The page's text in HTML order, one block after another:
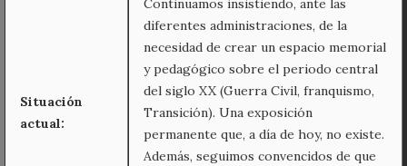
Situación
actual:
Continuamos insistiendo, ante las
diferentes administraciones, de la
necesidad de crear un espacio memorial
y pedagógico sobre el periodo central
del siglo XX (Guerra Civil, franquismo,
Transición). Una exposición
permanente que, a día de hoy, no existe.
Además, seguimos convencidos de que